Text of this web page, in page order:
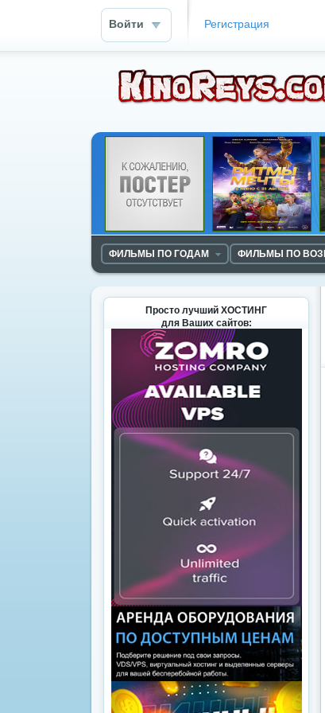
Войти Регистрация
ФИЛЬМЫ ПО ГОДАМ ФИЛЬМЫ ПО
Просто лучший ХОСТИНГ
для Ваших сайтов: